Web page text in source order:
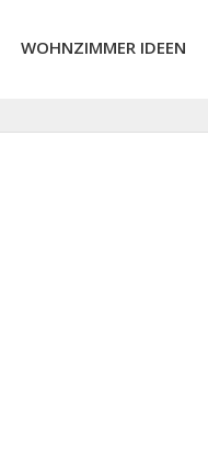
WOHNZIMMER IDEEN